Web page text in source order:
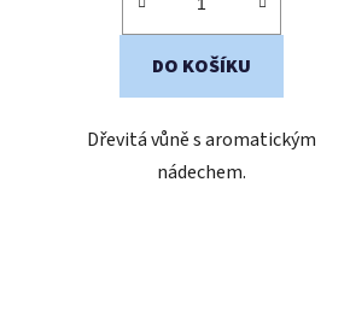
DO KOŠÍKU
Dřevitá vůně s aromatickým
nádechem.